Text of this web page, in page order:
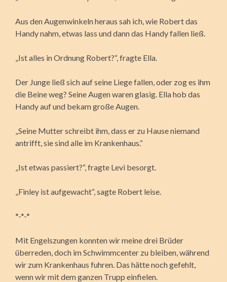
Aus den Augenwinkeln heraus sah ich, wie Robert das
Handy nahm, etwas lass und dann das Handy fallen ließ.
„Ist alles in Ordnung Robert?“, fragte Ella.
Der Junge ließ sich auf seine Liege fallen, oder zog es ihm
die Beine weg? Seine Augen waren glasig. Ella hob das
Handy auf und bekam große Augen.
„Seine Mutter schreibt ihm, dass er zu Hause niemand
antrifft, sie sind alle im Krankenhaus.“
„Ist etwas passiert?“, fragte Levi besorgt.
„Finley ist aufgewacht“, sagte Robert leise.
*-*-*
Mit Engelszungen konnten wir meine drei Brüder
überreden, doch im Schwimmcenter zu bleiben, während
wir zum Krankenhaus fuhren. Das hätte noch gefehlt,
wenn wir mit dem ganzen Trupp einfielen.